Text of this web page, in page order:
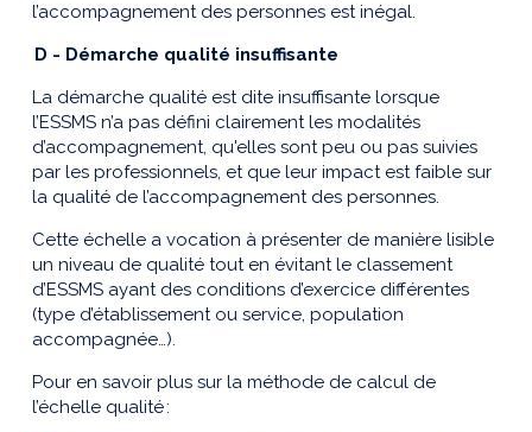
l’accompagnement des personnes est inégal.
D - Démarche qualité insuffisante
La démarche qualité est dite insuffisante lorsque
l’ESSMS n’a pas défini clairement les modalités
d’accompagnement, qu'elles sont peu ou pas suivies
par les professionnels, et que leur impact est faible sur
la qualité de l’accompagnement des personnes.
Cette échelle a vocation à présenter de manière lisible
un niveau de qualité tout en évitant le classement
d’ESSMS ayant des conditions d’exercice différentes
(type d’établissement ou service, population
accompagnée…).
Pour en savoir plus sur la méthode de calcul de
l’échelle qualité :